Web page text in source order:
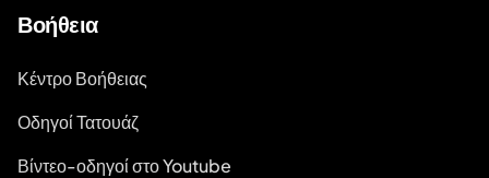
Βοήθεια
Κέντρο Βοήθειας
Οδηγοί Τατουάζ
Βίντεο-οδηγοί στο Youtube